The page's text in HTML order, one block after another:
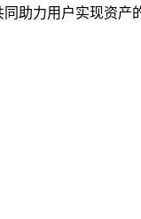
助力用户实现资产